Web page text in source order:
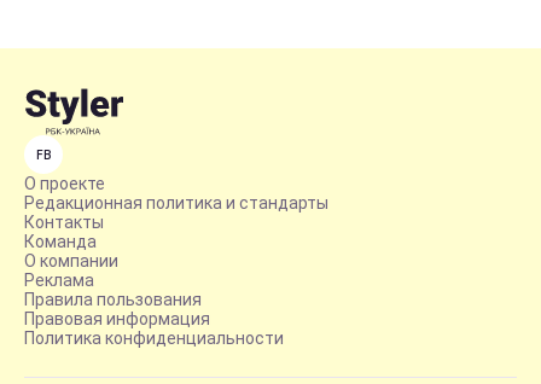
FB
О проекте
Редакционная политика и стандарты
Контакты
Команда
О компании
Реклама
Правила пользования
Правовая информация
Политика конфиденциальности